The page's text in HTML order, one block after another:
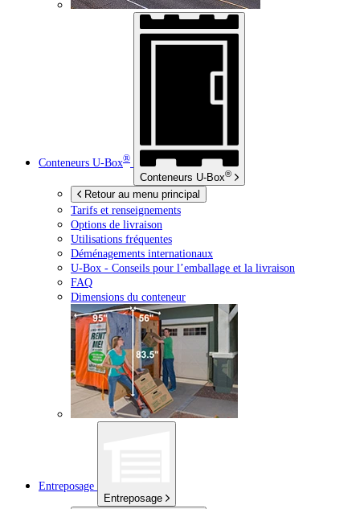
Conteneurs U-Box®
Conteneurs U-Box®
Retour au menu principal
Tarifs et renseignements
Options de livraison
Utilisations fréquentes
Déménagements internationaux
U-Box - Conseils pour l’emballage et la livraison
FAQ
Dimensions du conteneur
Entreposage
Entreposage